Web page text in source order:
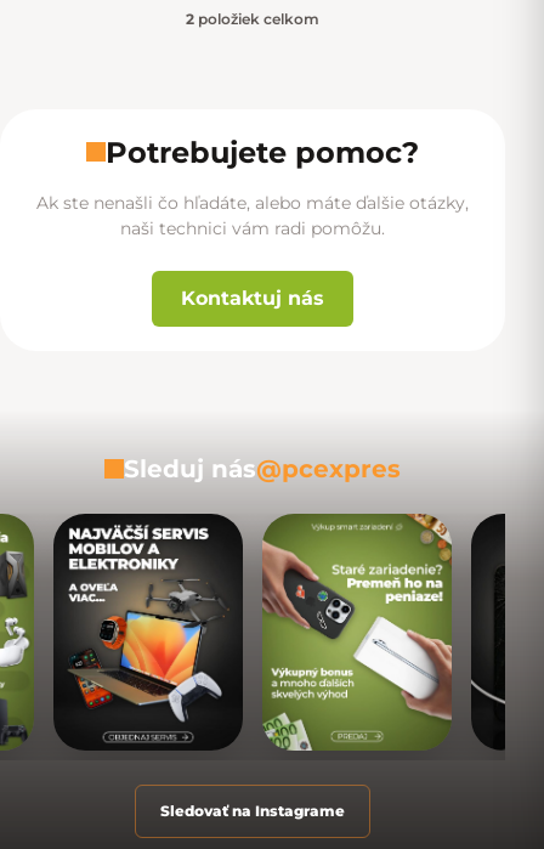
2 položiek celkom
Potrebujete pomoc?
Ak ste nenašli čo hľadáte, alebo máte ďalšie otázky,
naši technici vám radi pomôžu.
Kontaktuj nás
Sleduj nás@pcexpres
Sledovať na Instagrame